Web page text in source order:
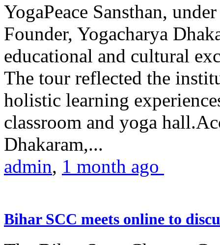
YogaPeace Sansthan,
Founder, Yogacharya
educational and cultural
The tour reflected the
holistic learning
classroom and yoga
Dhakaram,...
admin, 1 month ago
Bihar SCC meets online to